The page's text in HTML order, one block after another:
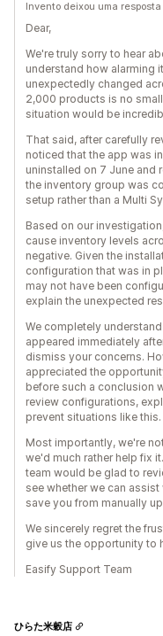
Invento deixou uma
Dear,
We're truly sorry to hear
understand how alarming
unexpectedly changed
2,000 products is no
situation would be
That said, after carefully
noticed that the app was
uninstalled on 7 June and
the inventory group was
setup rather than a Multi
Based on our
cause inventory levels
negative. Given the
configuration that was in
may not have been
explain the unexpected
We completely
appeared immediately
dismiss your concerns.
appreciated the
before such a conclusion
review configurations,
prevent situations like this.
Most importantly, we're
we'd much rather help fix
team would be glad to
see whether we can
save you from manually
We sincerely regret the
give us the opportunity to
Easify Support Team
ひらた米穀店